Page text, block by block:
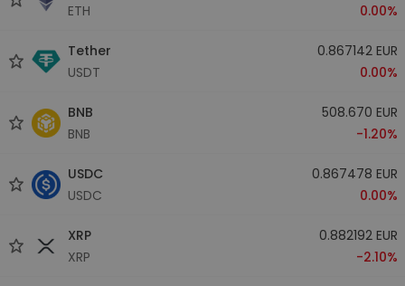
ETH
0.00%
Tether
USDT
0.867142 EUR
0.00%
BNB
BNB
508.670 EUR
-1.20%
USDC
USDC
0.867478 EUR
0.00%
XRP
XRP
0.882192 EUR
-2.10%